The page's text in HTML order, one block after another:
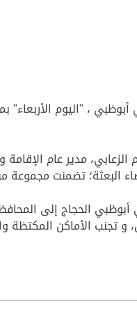
، "اليوم الأربعاء"
مدير عام
البعثة؛ تضمنت مجموعة
أبوظبي الحجاج إلى
تجنب الأماكن المكتظة